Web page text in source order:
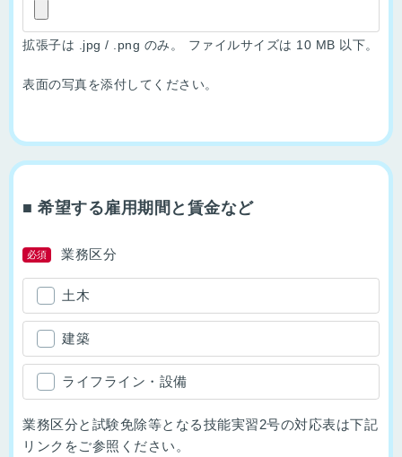
拡張子は .jpg / .png のみ。 ファイルサイズは 10 MB 以下。
表面の写真を添付してください。
■ 希望する雇用期間と賃金など
必須 業務区分
土木
建築
ライフライン・設備
業務区分と試験免除等となる技能実習2号の対応表は下記
リンクをご参照ください。